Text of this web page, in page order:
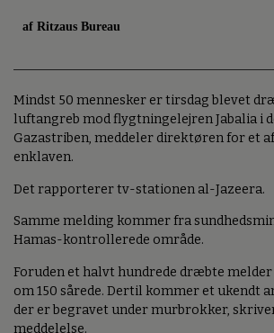
af Ritzaus Bureau
Mindst 50 mennesker er tirsdag blevet
luftangreb mod flygtningelejren Jabalia i
Gazastriben, meddeler direktøren for et
enklaven.
Det rapporterer tv-stationen al-Jazeera.
Samme melding kommer fra
Hamas-kontrollerede område.
Foruden et halvt hundrede dræbte
om 150 sårede. Dertil kommer et ukendt
der er begravet under murbrokker,
meddelelse.